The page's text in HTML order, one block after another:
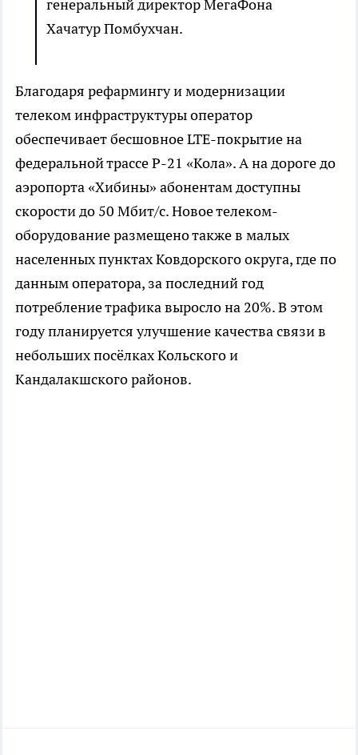
генеральный директор МегаФона
Хачатур Помбухчан.
Благодаря рефармингу и модернизации
телеком инфраструктуры оператор
обеспечивает бесшовное LTE-покрытие на
федеральной трассе Р-21 «Кола». А на дороге до
аэропорта «Хибины» абонентам доступны
скорости до 50 Мбит/с. Новое телеком-
оборудование размещено также в малых
населенных пунктах Ковдорского округа, где по
данным оператора, за последний год
потребление трафика выросло на 20%. В этом
году планируется улучшение качества связи в
небольших посёлках Кольского и
Кандалакшского районов.